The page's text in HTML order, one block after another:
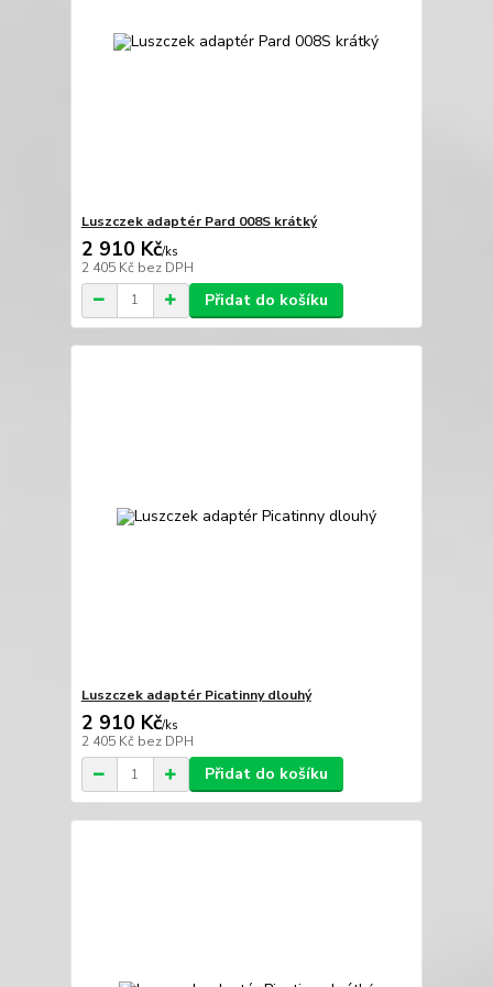
Luszczek adaptér Pard 008S krátký
2 910 Kč/ks
2 405 Kč bez DPH
Přidat do košíku
Luszczek adaptér Picatinny dlouhý
2 910 Kč/ks
2 405 Kč bez DPH
Přidat do košíku